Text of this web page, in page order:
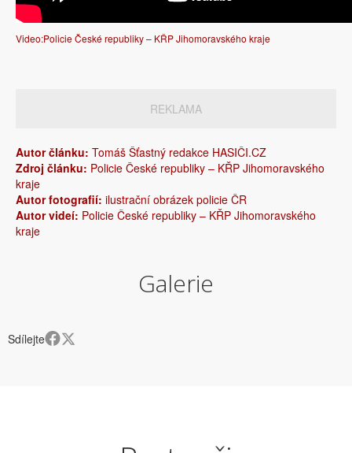
Video:Policie České republiky – KŘP Jihomoravského kraje
REKLAMA
Autor článku: Tomáš Šťastný redakce HASIČI.CZ
Zdroj článku: Policie České republiky – KŘP Jihomoravského
kraje
Autor fotografií: ilustrační obrázek policie ČR
Autor videí: Policie České republiky – KŘP Jihomoravského
kraje
Galerie
Sdílejte